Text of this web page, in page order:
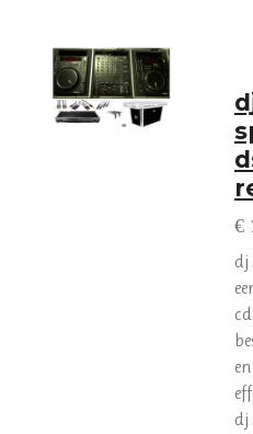
€
dj
dj